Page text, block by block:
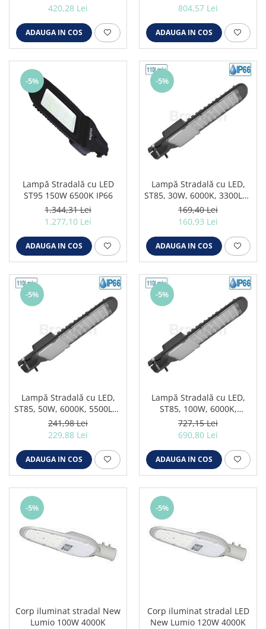
420,28 Lei
ADAUGA IN COS
804,57 Lei
ADAUGA IN COS
-5%
Lampă Stradală cu LED
ST95 150W 6500K IP66
1.344,31 Lei
1.277,10 Lei
ADAUGA IN COS
-5%
Lampă Stradală cu LED,
ST85, 30W, 6000K, 3300LM,
IP66
169,40 Lei
160,93 Lei
ADAUGA IN COS
-5%
Lampă Stradală cu LED,
ST85, 50W, 6000K, 5500LM,
IP66
241,98 Lei
229,88 Lei
ADAUGA IN COS
-5%
Lampă Stradală cu LED,
ST85, 100W, 6000K,
11000LM, IP66
727,15 Lei
690,80 Lei
ADAUGA IN COS
-5%
Corp iluminat stradal New
Lumio 100W 4000K
-5%
Corp iluminat stradal LED
New Lumio 120W 4000K